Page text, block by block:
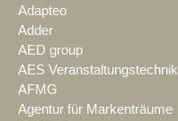
Adapteo
Adder
AED group
AES Veranstaltungstechnik
AFMG
Agentur für Markenträume